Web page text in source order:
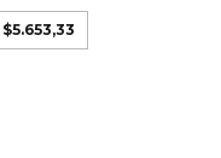
$5.653,33